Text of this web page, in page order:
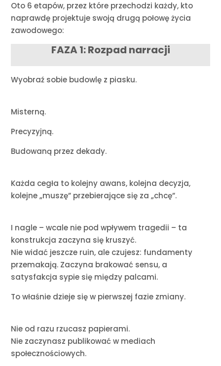
Oto 6 etapów, przez które przechodzi każdy, kto
naprawdę projektuje swoją drugą połowę życia
zawodowego:
FAZA 1: Rozpad narracji
Wyobraź sobie budowlę z piasku.
Misterną.
Precyzyjną.
Budowaną przez dekady.
Każda cegła to kolejny awans, kolejna decyzja,
kolejne „muszę” przebierające się za „chcę”.
I nagle – wcale nie pod wpływem tragedii – ta
konstrukcja zaczyna się kruszyć.
Nie widać jeszcze ruin, ale czujesz: fundamenty
przemakają. Zaczyna brakować sensu, a
satysfakcja sypie się między palcami.
To właśnie dzieje się w pierwszej fazie zmiany.
Nie od razu rzucasz papierami.
Nie zaczynasz publikować w mediach
społecznościowych.